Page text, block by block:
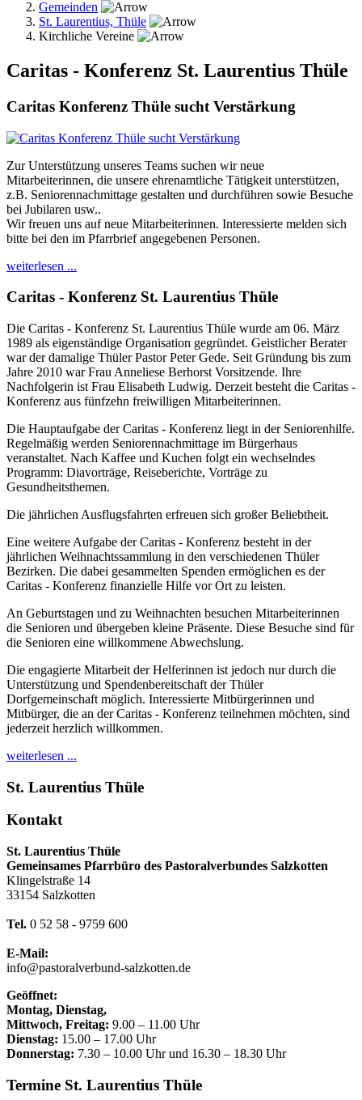
Gemeinden
St. Laurentius, Thüle
Kirchliche Vereine
Caritas - Konferenz St. Laurentius Thüle
Caritas Konferenz Thüle sucht Verstärkung
Zur Unterstützung unseres Teams suchen wir neue
Mitarbeiterinnen, die unsere ehrenamtliche Tätigkeit unterstützen,
z.B. Seniorennachmittage gestalten und durchführen sowie Besuche
bei Jubilaren usw..
Wir freuen uns auf neue Mitarbeiterinnen. Interessierte melden sich
bitte bei den im Pfarrbrief angegebenen Personen.
weiterlesen ...
Caritas - Konferenz St. Laurentius Thüle
Die Caritas - Konferenz St. Laurentius Thüle wurde am 06. März
1989 als eigenständige Organisation gegründet. Geistlicher Berater
war der damalige Thüler Pastor Peter Gede. Seit Gründung bis zum
Jahre 2010 war Frau Anneliese Berhorst Vorsitzende. Ihre
Nachfolgerin ist Frau Elisabeth Ludwig. Derzeit besteht die Caritas -
Konferenz aus fünfzehn freiwilligen Mitarbeiterinnen.
Die Hauptaufgabe der Caritas - Konferenz liegt in der Seniorenhilfe.
Regelmäßig werden Seniorennachmittage im Bürgerhaus
veranstaltet. Nach Kaffee und Kuchen folgt ein wechselndes
Programm: Diavorträge, Reiseberichte, Vorträge zu
Gesundheitsthemen.
Die jährlichen Ausflugsfahrten erfreuen sich großer Beliebtheit.
Eine weitere Aufgabe der Caritas - Konferenz besteht in der
jährlichen Weihnachtssammlung in den verschiedenen Thüler
Bezirken. Die dabei gesammelten Spenden ermöglichen es der
Caritas - Konferenz finanzielle Hilfe vor Ort zu leisten.
An Geburtstagen und zu Weihnachten besuchen Mitarbeiterinnen
die Senioren und übergeben kleine Präsente. Diese Besuche sind für
die Senioren eine willkommene Abwechslung.
Die engagierte Mitarbeit der Helferinnen ist jedoch nur durch die
Unterstützung und Spendenbereitschaft der Thüler
Dorfgemeinschaft möglich. Interessierte Mitbürgerinnen und
Mitbürger, die an der Caritas - Konferenz teilnehmen möchten, sind
jederzeit herzlich willkommen.
weiterlesen ...
St. Laurentius Thüle
Kontakt
St. Laurentius Thüle
Gemeinsames Pfarrbüro des Pastoralverbundes Salzkotten
Klingelstraße 14
33154 Salzkotten
Tel. 0 52 58 - 9759 600
E-Mail:
info@pastoralverbund-salzkotten.de
Geöffnet:
Montag, Dienstag,
Mittwoch, Freitag: 9.00 – 11.00 Uhr
Dienstag: 15.00 – 17.00 Uhr
Donnerstag: 7.30 – 10.00 Uhr und 16.30 – 18.30 Uhr
Termine St. Laurentius Thüle